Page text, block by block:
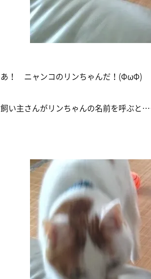
あ！ ニャンコのリンちゃんだ！(ΦωΦ)
飼い主さんがリンちゃんの名前を呼ぶと